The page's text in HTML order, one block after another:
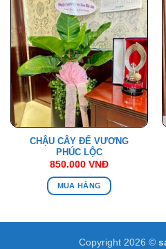
CHẬU CÂY ĐẾ VƯƠNG
PHÚC LỘC
850.000 VNĐ
MUA HÀNG
Copyright 2026 ©